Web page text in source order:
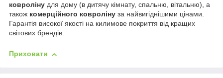
ковроліну для дому (в дитячу кімнату, спальню, вітальню), а
також комерційного ковроліну за найвигіднішими цінами.
Гарантія високої якості на килимове покриття від кращих
світових брендів.
Приховати